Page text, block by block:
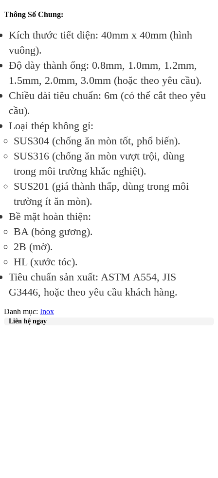
Thông Số Chung:
Kích thước tiết diện: 40mm x 40mm (hình
vuông).
Độ dày thành ống: 0.8mm, 1.0mm, 1.2mm,
1.5mm, 2.0mm, 3.0mm (hoặc theo yêu cầu).
Chiều dài tiêu chuẩn: 6m (có thể cắt theo yêu
cầu).
Loại thép không gỉ:
SUS304 (chống ăn mòn tốt, phổ biến).
SUS316 (chống ăn mòn vượt trội, dùng
trong môi trường khắc nghiệt).
SUS201 (giá thành thấp, dùng trong môi
trường ít ăn mòn).
Bề mặt hoàn thiện:
BA (bóng gương).
2B (mờ).
HL (xước tóc).
Tiêu chuẩn sản xuất: ASTM A554, JIS
G3446, hoặc theo yêu cầu khách hàng.
Danh mục: Inox
Liên hệ ngay